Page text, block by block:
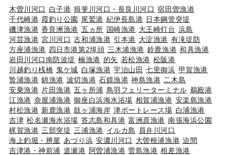
木曽川河口 白子港 揖斐川河口・長良川河口 宿田曽漁港
千代崎港 霞釣り公園 尾鷲港 紀伊長島港 日本鋼管突堤
磯津漁港 香良洲漁港 五ヵ所 国崎漁港 大王崎灯台 浜島
河芸漁港 宮川河口 古和浦漁港 引本港 大淀漁港 有滝堤防
方座浦漁港 四日市港第2埠頭 三木浦漁港 鈴鹿漁港 和具漁港
岩田川河口南防波堤 楠漁港 的矢 若松漁港 松阪港
川越釣り桟橋 鬼ケ城 白塚漁港 宇治山田 七里御浜 甲賀漁港
贄浦漁港 錦漁港 波切漁港 石鏡漁港 神島漁港 二木島
安乗漁港 片田漁港 五ヶ所浦 鳥羽フェリーターミナル 鵜殿港
江漁港 奈屋浦漁港 御座白浜海水浴場 相賀浦漁港 安楽島漁港
村松漁港 新鹿漁港 鼓ヶ浦海岸 津ボートレース場 白浦漁港
吉津 松名瀬海水浴場 答志島和具港 富洲原漁港 南張海浜公園
梶賀漁港 三部突堤 三浦漁港 イルカ島
員弁川河口
海上釣堀・辨屋 あづり浜 安濃川河口 大曽根浦漁港 迫間
吉津港・神前浦 道瀬港 阿曽浦漁港 菅島漁港 相差漁港